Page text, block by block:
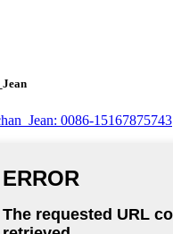
0086-15167875743